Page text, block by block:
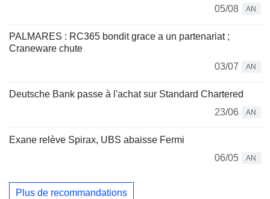
05/08
AN
PALMARES : RC365 bondit grace a un partenariat ;
Craneware chute
03/07
AN
Deutsche Bank passe à l'achat sur Standard Chartered
23/06
AN
Exane relève Spirax, UBS abaisse Fermi
06/05
AN
Plus de recommandations